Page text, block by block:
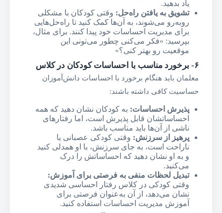
یاد بدهید.
تشویق به یافتن راه‌حل: وقتی کودکان با مشکلی
روبه‌رو می‌شوند، به آن‌ها کمک کنید تا راه‌حل‌هایی
برای مدیریت احساسات خود پیدا کنند. برای مثال،
بپرسید: «فکر می‌کنی چطور می‌تونی این
موقعیت رو بهتر کنی؟»
۶- برخورد مناسب با احساسات کودکان در کلاس
معلمان باید هنگام برخورد با احساسات دانش‌آموزان
حساسیت کافی داشته باشند:
پذیرش احساسات: به کودکان نشان دهید که همه
احساساتشان قابل پذیرش است، اما رفتارهای
ناشی از آن‌ها باید مناسب باشد.
پرهیز از سرزنش: وقتی کودکی عصبانی یا
ناراحت است، به جای سرزنش، با او همدلی کنید
و به او نشان دهید که احساساتش را درک
می‌کنید.
تبدیل لحظات منفی به فرصتی برای آموزش:
وقتی کودکی در کلاس رفتار احساسی شدیدی
نشان می‌دهد، از آن به‌عنوان فرصتی برای
آموزش مدیریت احساسات استفاده کنید.